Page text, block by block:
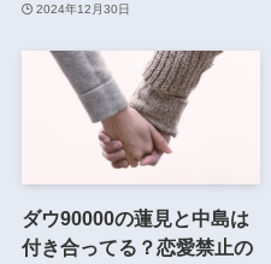
2024年12月30日
ダウ90000の蓮見と中島は
付き合ってる？恋愛禁止の